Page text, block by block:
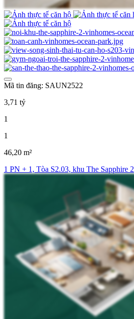
Mã tin đăng: SAUN2522
3,71 tỷ
1
1
46,20 m²
1 PN + 1, Tòa S2.03, khu The Sapphire 2